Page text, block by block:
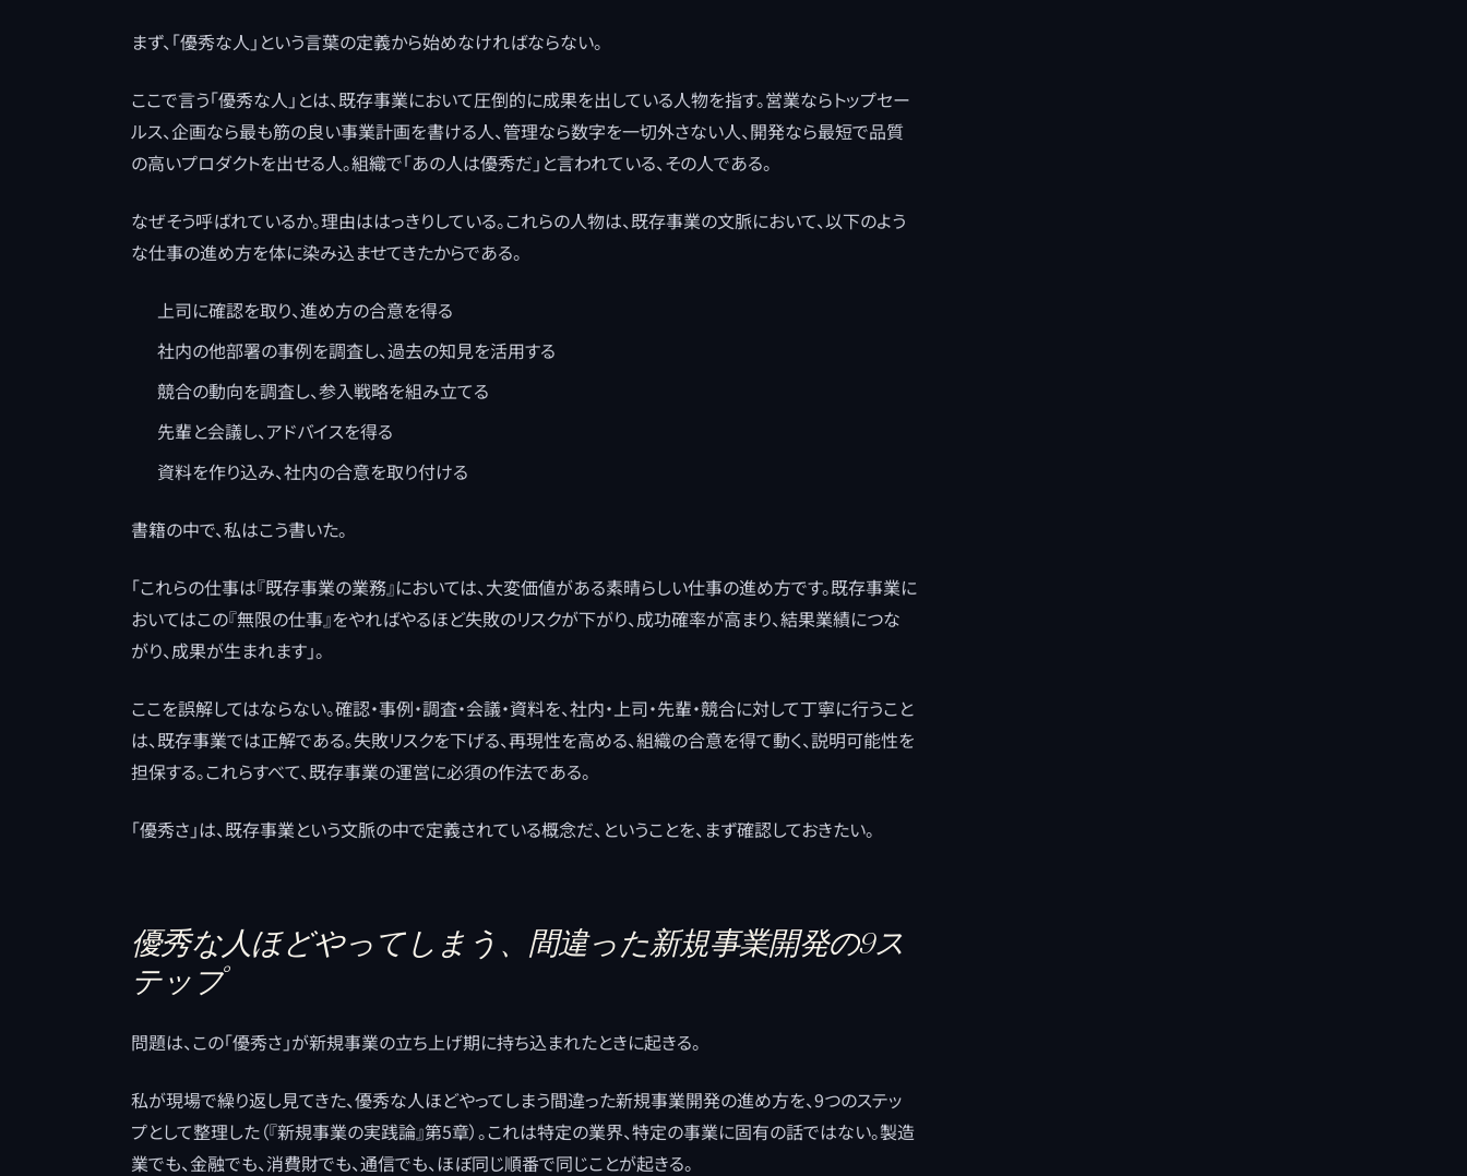
まず、「優秀な人」という言葉の定義から始めなければならない。
ここで言う「優秀な人」とは、既存事業において圧倒的に成果を出している人物を指す。営業ならトップセー
ルス、企画なら最も筋の良い事業計画を書ける人、管理なら数字を一切外さない人、開発なら最短で品質
の高いプロダクトを出せる人。組織で「あの人は優秀だ」と言われている、その人である。
なぜそう呼ばれているか。理由ははっきりしている。これらの人物は、既存事業の文脈において、以下のよう
な仕事の進め方を体に染み込ませてきたからである。
上司に確認を取り、進め方の合意を得る
社内の他部署の事例を調査し、過去の知見を活用する
競合の動向を調査し、参入戦略を組み立てる
先輩と会議し、アドバイスを得る
資料を作り込み、社内の合意を取り付ける
書籍の中で、私はこう書いた。
「これらの仕事は『既存事業の業務』においては、大変価値がある素晴らしい仕事の進め方です。既存事業に
おいてはこの『無限の仕事』をやればやるほど失敗のリスクが下がり、成功確率が高まり、結果業績につな
がり、成果が生まれます」。
ここを誤解してはならない。確認・事例・調査・会議・資料を、社内・上司・先輩・競合に対して丁寧に行うこと
は、既存事業では正解である。失敗リスクを下げる、再現性を高める、組織の合意を得て動く、説明可能性を
担保する。これらすべて、既存事業の運営に必須の作法である。
「優秀さ」は、既存事業という文脈の中で定義されている概念だ、ということを、まず確認しておきたい。
優秀な人ほどやってしまう、間違った新規事業開発の9ス
テップ
問題は、この「優秀さ」が新規事業の立ち上げ期に持ち込まれたときに起きる。
私が現場で繰り返し見てきた、優秀な人ほどやってしまう間違った新規事業開発の進め方を、9つのステッ
プとして整理した（『新規事業の実践論』第5章）。これは特定の業界、特定の事業に固有の話ではない。製造
業でも、金融でも、消費財でも、通信でも、ほぼ同じ順番で同じことが起きる。